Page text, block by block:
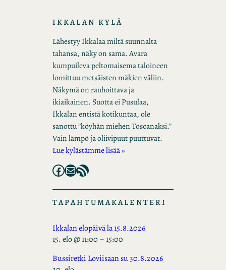
IKKALAN KYLÄ
Lähestyy Ikkalaa miltä suunnalta
tahansa, näky on sama. Avara
kumpuileva peltomaisema taloineen
lomittuu metsäisten mäkien väliin.
Näkymä on rauhoittava ja
ikiaikainen. Suotta ei Pusulaa,
Ikkalan entistä kotikuntaa, ole
sanottu ”köyhän miehen Toscanaksi.”
Vain lämpö ja oliivipuut puuttuvat.
Lue kylästämme lisää »
Facebook Mail RSS Feed
TAPAHTUMAKALENTERI
Ikkalan elopäivä la 15.8.2026
15. elo @ 11:00 –15:00
Bussiretki Loviisaan su 30.8.2026